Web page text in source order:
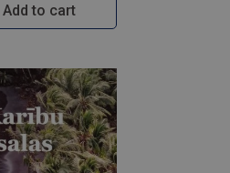
Add to cart